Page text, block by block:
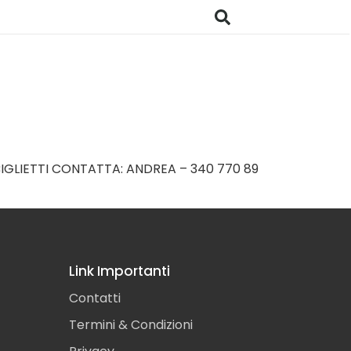
CONTATTA: ANDREA – 340 770 89
Link Importanti
Contatti
Termini & Condizioni